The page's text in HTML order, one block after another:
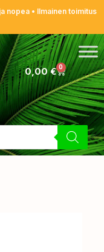
nopea • Ilmainen toimitus
0,00€ 0